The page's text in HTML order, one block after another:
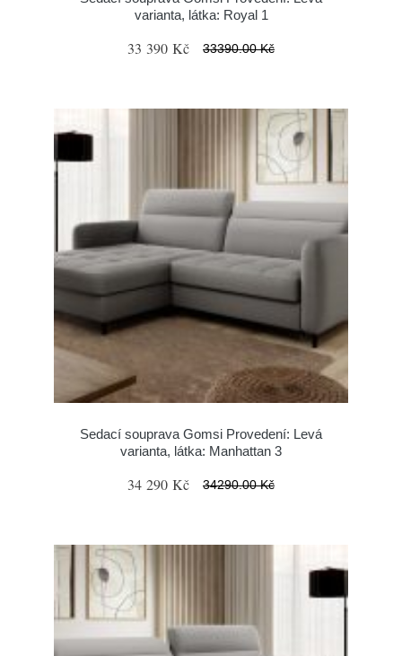
varianta, látka: Royal 1
33 390 Kč 33390.00 Kč
Sedací souprava Gomsi Provedení: Levá
varianta, látka: Manhattan 3
34 290 Kč 34290.00 Kč